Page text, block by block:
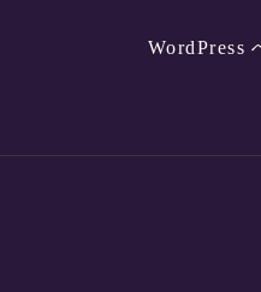
WordPress